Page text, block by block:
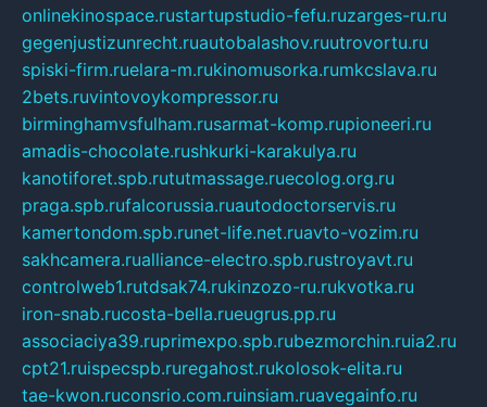
onlinekinospace.rustartupstudio-fefu.ruzarges-ru.ru
gegenjustizunrecht.ruautobalashov.ruutrovortu.ru
spiski-firm.ruelara-m.rukinomusorka.rumkcslava.ru
2bets.ruvintovoykompressor.ru
birminghamvsfulham.rusarmat-komp.rupioneeri.ru
amadis-chocolate.rushkurki-karakulya.ru
kanotiforet.spb.rututmassage.ruecolog.org.ru
praga.spb.rufalcorussia.ruautodoctorservis.ru
kamertondom.spb.runet-life.net.ruavto-vozim.ru
sakhcamera.rualliance-electro.spb.rustroyavt.ru
controlweb1.rutdsak74.rukinzozo-ru.rukvotka.ru
iron-snab.rucosta-bella.rueugrus.pp.ru
associaciya39.ruprimexpo.spb.rubezmorchin.ruia2.ru
cpt21.ruispecspb.ruregahost.rukolosok-elita.ru
tae-kwon.ruconsrio.com.ruinsiam.ruavegainfo.ru